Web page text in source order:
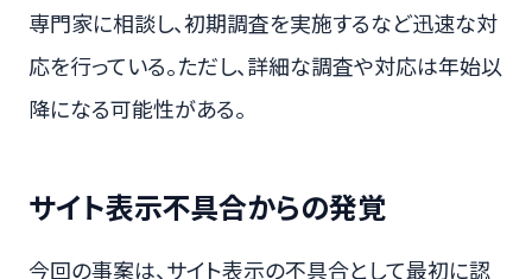
専門家に相談し、初期調査を実施するなど迅速な対
応を行っている。ただし、詳細な調査や対応は年始以
降になる可能性がある。
サイト表示不具合からの発覚
今回の事案は、サイト表示の不具合として最初に認